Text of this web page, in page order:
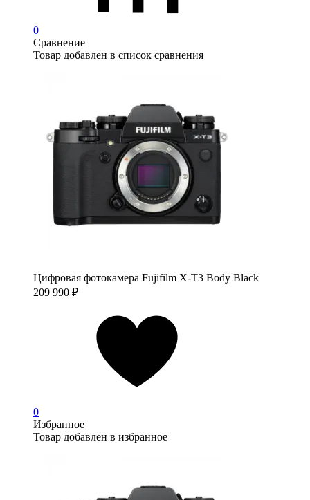
0
Сравнение
Товар добавлен в список сравнения
Цифровая фотокамера Fujifilm X-T3 Body Black
209 990 ₽
0
Избранное
Товар добавлен в избранное